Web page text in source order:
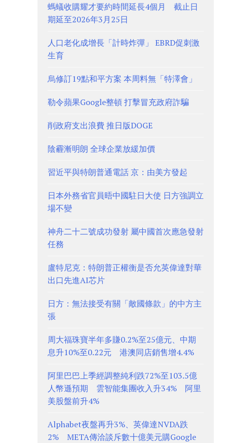
螞蟻收購耀才要約時間延長4個月 截止日
期延至2026年3月25日
人口老化成增長「計時炸彈」 EBRD促刺激
生育
烏修訂19點和平方案 本周料無「特澤會」
勒令蘋果Google整頓 打擊冒充政府詐騙
削政府支出浪費 推日版DOGE
陰霾漸明朗 全球企業放緩加價
習近平與特朗普通電話 京：由美方發起
日本外務省官員晤中國駐日大使 日方強調立
場不變
神舟二十二號成功發射 屬中國首次應急發射
任務
盧特尼克：特朗普正權衡是否允英偉達對華
出口先進AI芯片
日方：無法接受有關「敵國條款」的中方主
張
周大福珠寶半年多賺0.2%至25億元、中期
息升10%至0.22元 港澳同店銷售增4.4%
阿里巴巴上季經調整純利跌72%至103.5億
人幣遜預期 雲智能集團收入升34% 阿里
美股盤前升4%
Alphabet夜盤再升3%、英偉達NVDA跌
2% META傳洽談斥數十億美元購Google